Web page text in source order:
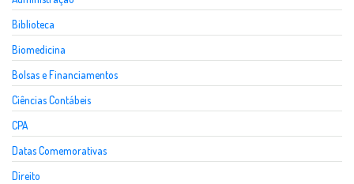
Biblioteca
Biomedicina
Bolsas e Financiamentos
Ciências Contábeis
CPA
Datas Comemorativas
Direito